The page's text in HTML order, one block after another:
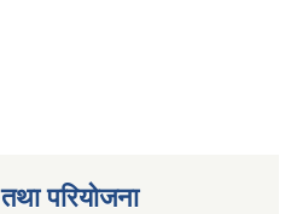
परियोजना